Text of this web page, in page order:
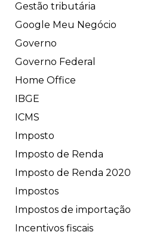
Gestão tributária
Google Meu Negócio
Governo
Governo Federal
Home Office
IBGE
ICMS
Imposto
Imposto de Renda
Imposto de Renda 2020
Impostos
Impostos de importação
Incentivos fiscais